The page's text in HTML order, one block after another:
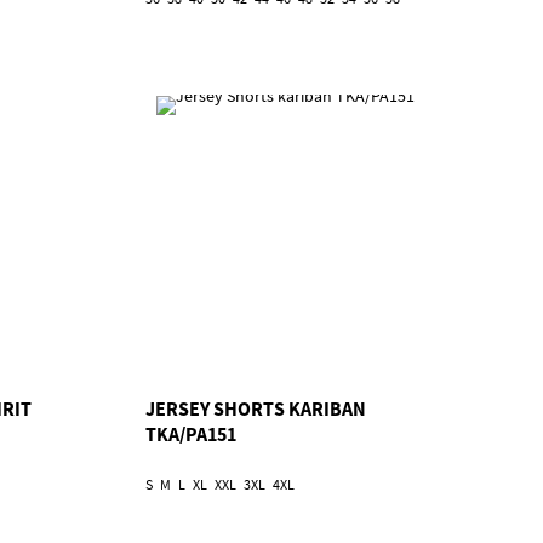
JERSEY SHORTS KARIBAN
TKA/PA151
S M L XL XXL 3XL 4XL